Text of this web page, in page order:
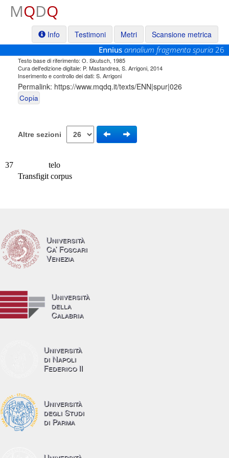
MQDQ
Info Testimoni Metri
Scansione metrica
Ennius annalium fragmenta spuria 26
Testo base di riferimento: O. Skutsch, 1985
Cura dell'edizione digitale: P. Mastandrea, S. Arrigoni, 2014
Inserimento e controllo dei dati: S. Arrigoni
Permalink: https://www.mqdq.it/texts/ENN|spur|026
Copia
Altre sezioni
37
telo
Transfigit corpus
Università
Ca’ Foscari
Venezia
Università
della
Calabria
Università
di Napoli
Federico II
Università
degli Studi
di Parma